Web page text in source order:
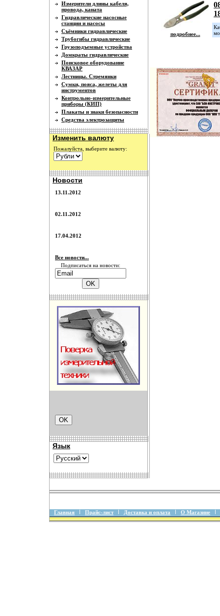
Измерители длины кабеля,
провода, каната
Гидравлические насосные
станции и насосы
Съёмники гидравлические
Трубогибы гидравлические
Грузоподъемные устройства
Домкраты гидравлические
Поисковое оборудование
КВАЗАР
Лестницы. Стремянки
Сумки, пояса, желеты для
инструментов
Контрольно-измерительные
приборы (КИП)
Плакаты и знаки безопасности
Средства электрозащиты
Изменить валюту
Пожалуйста, выберите валюту:
Новости
13.11.2012
02.11.2012
17.04.2012
Все новости...
Подписаться на новости:
Язык
подробнее...
Главная Прайс-лист Доставка и оплата О Магазине